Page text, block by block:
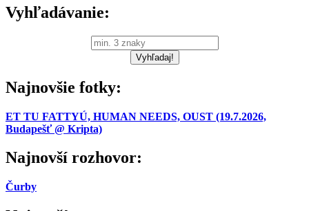
Vyhľadávanie:
Najnovšie fotky:
ET TU FATTYÚ, HUMAN NEEDS, OUST (19.7.2026,
Budapešť @ Kripta)
Najnovší rozhovor:
Čurby